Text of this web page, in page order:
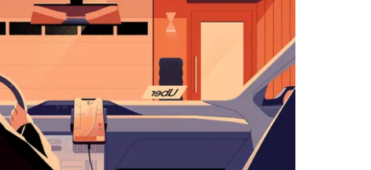
الخروج
التقويم.